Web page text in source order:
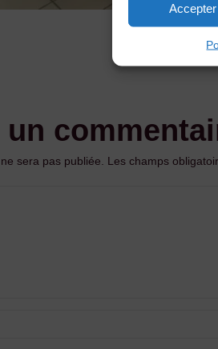
Accepter
sera pas publiée. Les champs